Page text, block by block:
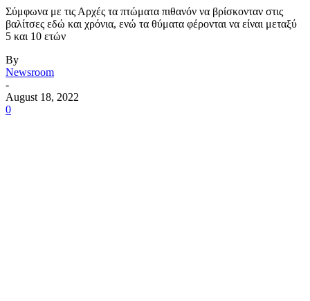
Σύμφωνα με τις Αρχές τα πτώματα πιθανόν να βρίσκονταν στις
βαλίτσες εδώ και χρόνια, ενώ τα θύματα φέρονται να είναι μεταξύ
5 και 10 ετών
By
Newsroom
-
August 18, 2022
0